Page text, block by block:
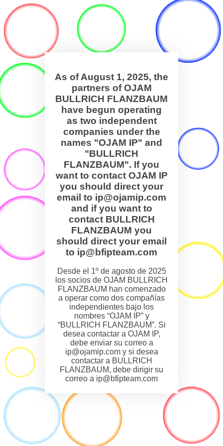
As of August 1, 2025, the
partners of OJAM
BULLRICH FLANZBAUM
have begun operating
as two independent
companies under the
names "OJAM IP" and
"BULLRICH
FLANZBAUM". If you
want to contact OJAM IP
you should direct your
email to ip@ojamip.com
and if you want to
contact BULLRICH
FLANZBAUM you
should direct your email
to ip@bfipteam.com
Desde el 1º de agosto de 2025
los socios de OJAM BULLRICH
FLANZBAUM han comenzado
a operar como dos compañías
independientes bajo los
nombres “OJAM IP” y
“BULLRICH FLANZBAUM”. Si
desea contactar a OJAM IP,
debe enviar su correo a
ip@ojamip.com y si desea
contactar a BULLRICH
FLANZBAUM, debe dirigir su
correo a ip@bfipteam.com